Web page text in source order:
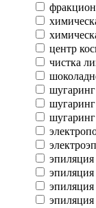
центр
чистка
шугаринг
эпиляция